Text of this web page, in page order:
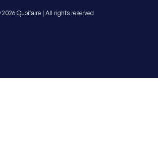
Quoifaire | All rights reserved